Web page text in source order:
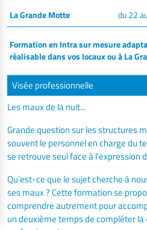
La Grande Motte du 22
Formation en Intra sur mesure
réalisable dans vos locaux ou à La
Visée professionnelle
Les maux de la nuit...
Grande question sur les structures
souvent le personnel en charge du
se retrouve seul face à l’expression
Qu’est-ce que le sujet cherche à
ses maux ? Cette formation se
comprendre autrement pour
un deuxième temps de compléter